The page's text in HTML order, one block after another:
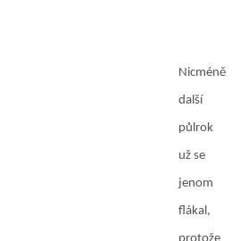
Nicméně
další
půlrok
už se
jenom
flákal,